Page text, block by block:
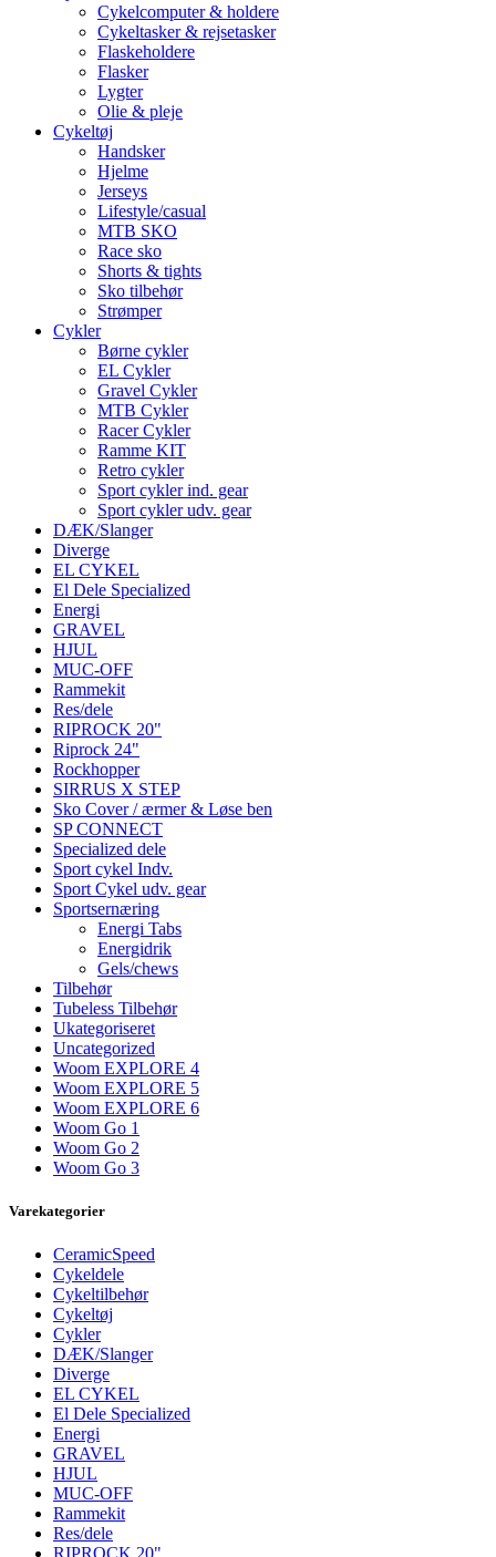
Cykelcomputer & holdere
Cykeltasker & rejsetasker
Flaskeholdere
Flasker
Lygter
Olie & pleje
Cykeltøj
Handsker
Hjelme
Jerseys
Lifestyle/casual
MTB SKO
Race sko
Shorts & tights
Sko tilbehør
Strømper
Cykler
Børne cykler
EL Cykler
Gravel Cykler
MTB Cykler
Racer Cykler
Ramme KIT
Retro cykler
Sport cykler ind. gear
Sport cykler udv. gear
DÆK/Slanger
Diverge
EL CYKEL
El Dele Specialized
Energi
GRAVEL
HJUL
MUC-OFF
Rammekit
Res/dele
RIPROCK 20"
Riprock 24"
Rockhopper
SIRRUS X STEP
Sko Cover / ærmer & Løse ben
SP CONNECT
Specialized dele
Sport cykel Indv.
Sport Cykel udv. gear
Sportsernæring
Energi Tabs
Energidrik
Gels/chews
Tilbehør
Tubeless Tilbehør
Ukategoriseret
Uncategorized
Woom EXPLORE 4
Woom EXPLORE 5
Woom EXPLORE 6
Woom Go 1
Woom Go 2
Woom Go 3
Varekategorier
CeramicSpeed
Cykeldele
Cykeltilbehør
Cykeltøj
Cykler
DÆK/Slanger
Diverge
EL CYKEL
El Dele Specialized
Energi
GRAVEL
HJUL
MUC-OFF
Rammekit
Res/dele